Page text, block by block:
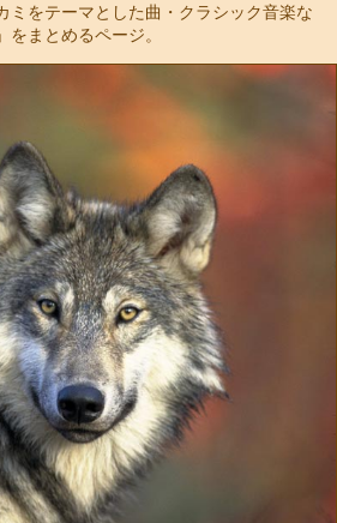
ミをテーマとした曲・クラシック音楽な
をまとめるページ。